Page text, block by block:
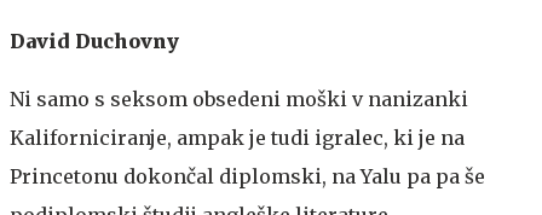
David Duchovny
Ni samo s seksom obsedeni moški v nanizanki
Kaliforniciranje, ampak je tudi igralec, ki je na
Princetonu dokončal diplomski, na Yalu pa pa še